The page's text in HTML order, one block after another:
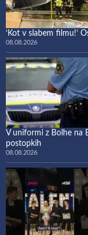
‘Kot v slabem filmu!’
08.08.2026
V uniformi z Bolhe na
postopkih
08.08.2026